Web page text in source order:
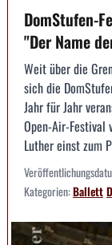
DomStufen-
"Der Name
Weit über die
sich die
Jahr für Jahr
Open-Air-Festival
Luther einst zum
Kategorien:Ballett